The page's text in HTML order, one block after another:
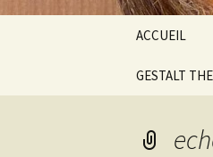
contenu
ACCUEIL
GESTALT